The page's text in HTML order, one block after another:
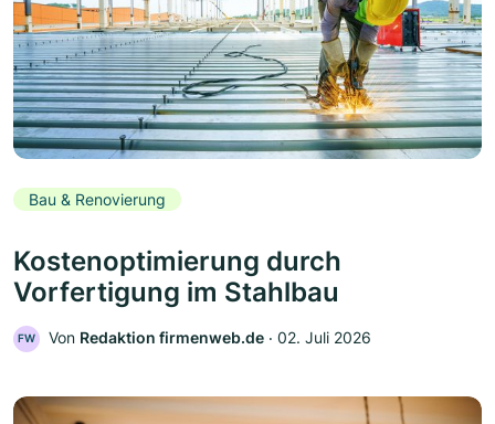
Bau & Renovierung
Kostenoptimierung durch
Vorfertigung im Stahlbau
FW Von Redaktion firmenweb.de ‧ 02. Juli 2026